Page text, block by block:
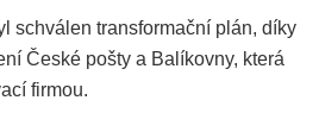
schválen transformační plán, díky
České pošty a Balíkovny, která
firmou.